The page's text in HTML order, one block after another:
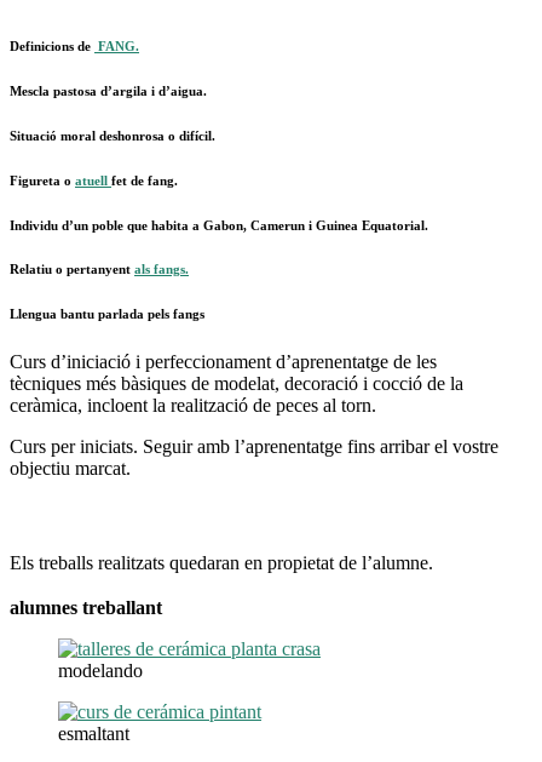
Definicions de FANG.
Mescla pastosa d’argila i d’aigua.
Situació moral deshonrosa o difícil.
Figureta o atuell fet de fang.
Individu d’un poble que habita a Gabon, Camerun i Guinea Equatorial.
Relatiu o pertanyent als fangs.
Llengua bantu parlada pels fangs
Curs d’iniciació i perfeccionament d’aprenentatge de les
tècniques més bàsiques de modelat, decoració i cocció de la
ceràmica, incloent la realització de peces al torn.
Curs per iniciats. Seguir amb l’aprenentatge fins arribar el vostre
objectiu marcat.
Els treballs realitzats quedaran en propietat de l’alumne.
alumnes treballant
modelando
esmaltant